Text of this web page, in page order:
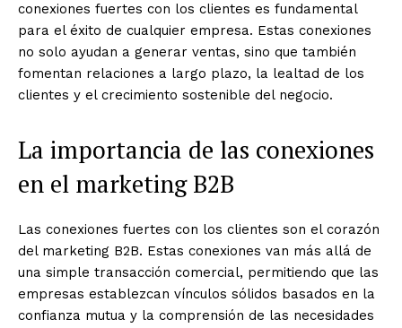
conexiones fuertes con los clientes es fundamental
para el éxito de cualquier empresa. Estas conexiones
no solo ayudan a generar ventas, sino que también
fomentan relaciones a largo plazo, la lealtad de los
clientes y el crecimiento sostenible del negocio.
La importancia de las conexiones
en el marketing B2B
Las conexiones fuertes con los clientes son el corazón
del marketing B2B. Estas conexiones van más allá de
una simple transacción comercial, permitiendo que las
empresas establezcan vínculos sólidos basados en la
confianza mutua y la comprensión de las necesidades